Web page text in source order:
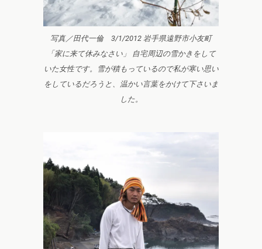
写真／田代一倫 3/1/2012 岩手県遠野市小友町
「家に来て休みなさい」 自宅周辺の雪かきをして
いた女性です。雪が積もっているので私が寒い思い
をしているだろうと、温かい言葉をかけて下さいま
した。